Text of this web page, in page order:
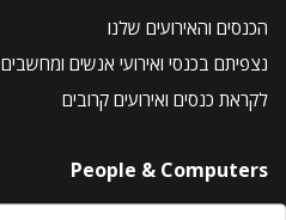
הכנסים והאירועים שלנו
נצפיתם בכנסי ואירועי אנשים ומחשבים
לקראת כנסים ואירועים קרובים
People & Computers
About Us